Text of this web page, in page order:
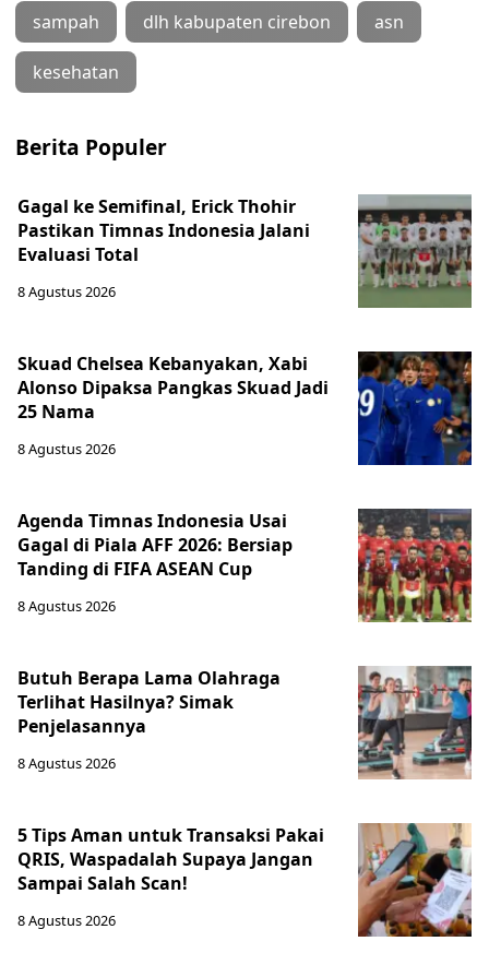
sampah dlh kabupaten cirebon asn
kesehatan
Berita Populer
Gagal ke Semifinal, Erick Thohir
Pastikan Timnas Indonesia Jalani
Evaluasi Total
8 Agustus 2026
Skuad Chelsea Kebanyakan, Xabi
Alonso Dipaksa Pangkas Skuad Jadi
25 Nama
8 Agustus 2026
Agenda Timnas Indonesia Usai
Gagal di Piala AFF 2026: Bersiap
Tanding di FIFA ASEAN Cup
8 Agustus 2026
Butuh Berapa Lama Olahraga
Terlihat Hasilnya? Simak
Penjelasannya
8 Agustus 2026
5 Tips Aman untuk Transaksi Pakai
QRIS, Waspadalah Supaya Jangan
Sampai Salah Scan!
8 Agustus 2026